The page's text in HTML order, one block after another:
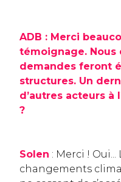
ADB : Merci
témoignage. Nous
demandes feront
structures. Un
d’autres acteurs à
?
Solen : Merci !
changements